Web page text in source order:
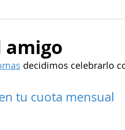
amigo
decidimos celebrarlo
tu cuota mensual